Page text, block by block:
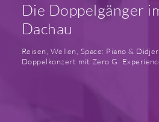
Die Doppelgänger
Dachau
Reisen, Wellen, Space: Piano &
Doppelkonzert mit Zero G.